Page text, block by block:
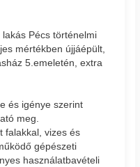
Pécs történelmi
mértékben újjáépült,
5.emeletén, extra
és igénye szerint
meg.
falakkal, vizes és
gépészeti
használatbavételi